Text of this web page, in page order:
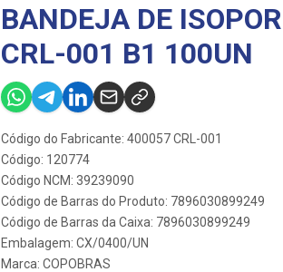
BANDEJA DE
CRL-001 B1 100UN
Código do Fabricante: 400057 CRL-001
Código: 120774
Código NCM: 39239090
Código de Barras do Produto: 7896030899249
Código de Barras da Caixa: 7896030899249
Embalagem: CX/0400/UN
Marca: COPOBRAS